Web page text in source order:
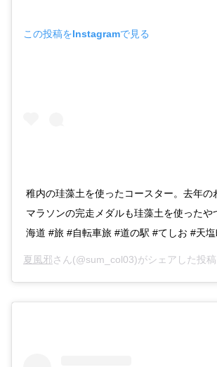
この投稿をInstagramで見る
稚内の珪藻土を使ったコースター。去年の
マラソンの完走メダルも珪藻土を使ったや
海道 #旅 #自転車旅 #道の駅 #てしお #天
夏風邪さん(@sum_col03)がシェアした投